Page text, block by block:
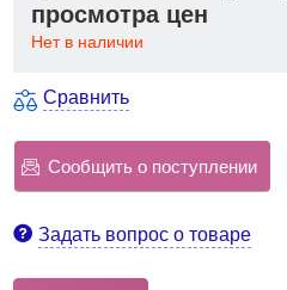
просмотра цен
Нет в наличии
Сравнить
Сообщить о поступлении
Задать вопрос о товаре